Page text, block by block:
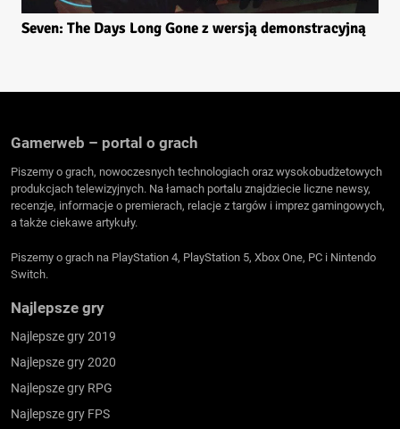
Seven: The Days Long Gone z wersją demonstracyjną
Gamerweb – portal o grach
Piszemy o grach, nowoczesnych technologiach oraz wysokobudżetowych
produkcjach telewizyjnych. Na łamach portalu znajdziecie liczne newsy,
recenzje, informacje o premierach, relacje z targów i imprez gamingowych,
a także ciekawe artykuły.
Piszemy o grach na PlayStation 4, PlayStation 5, Xbox One, PC i Nintendo
Switch.
Najlepsze gry
Najlepsze gry 2019
Najlepsze gry 2020
Najlepsze gry RPG
Najlepsze gry FPS